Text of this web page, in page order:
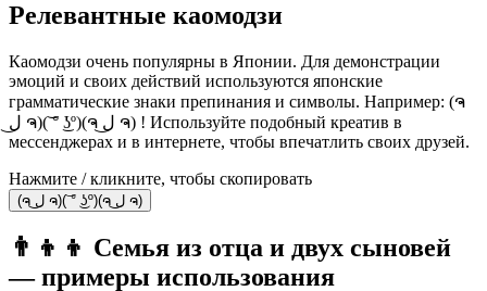
Релевантные каомодзи
Каомодзи очень популярны в Японии. Для демонстрации
эмоций и своих действий используются японские
грамматические знаки препинания и символы. Например: (ຈ
ل͜ ຈ)(͝ ° ͜ʖº)(ຈ ل͜ ຈ) ! Используйте подобный креатив в
мессенджерах и в интернете, чтобы впечатлить своих друзей.
Нажмите / кликните, чтобы скопировать
(ຈ ل͜ ຈ)(͝ ° ͜ʖº)(ຈ ل͜ ຈ)
👨‍👦‍👦 Семья из отца и двух сыновей
— примеры использования